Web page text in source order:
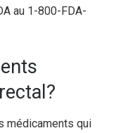
au 1-800-FDA-
médicaments qui